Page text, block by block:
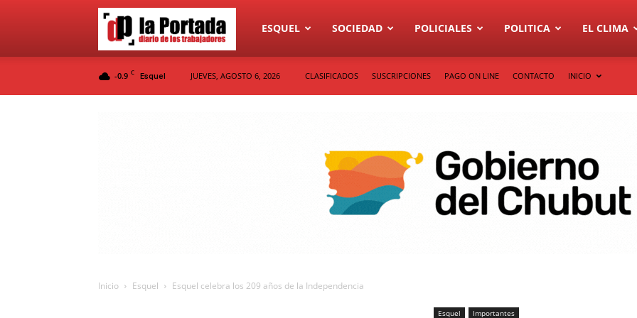
Diario
La
ESQUEL SOCIEDAD POLICIALES POLITICA EL CLIMA
-0.9 C Esquel JUEVES, AGOSTO 6, 2026 CLASIFICADOS SUSCRIPCIONES PAGO ON LINE CONTACTO INICIO
Inicio Esquel Esquel celebra los 209 años de la Independencia
Esquel Importantes